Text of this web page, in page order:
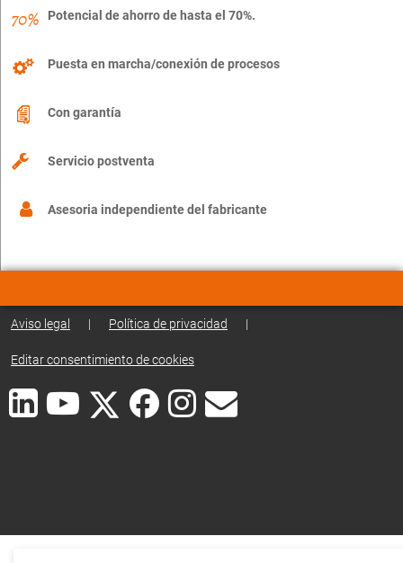
Potencial de ahorro de hasta el 70%.
Puesta en marcha/conexión de procesos
Con garantía
Servicio postventa
Asesoria independiente del fabricante
Aviso legal | Política de privacidad |
Editar consentimiento de cookies